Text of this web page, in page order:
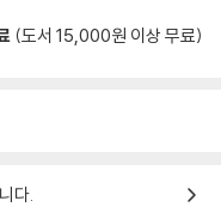
(도서 15,000원 이상 무료)
다.